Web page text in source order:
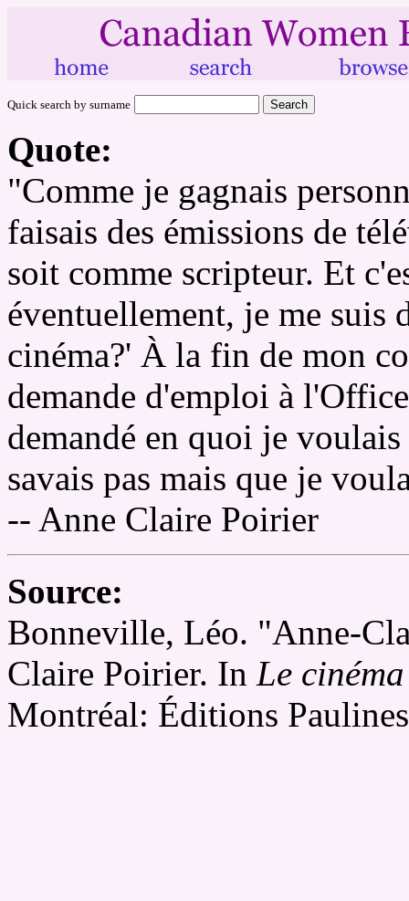
Quick search by surname
Quote:
"Comme je gagnais
faisais des émissions de
soit comme scripteur. Et
éventuellement, je me suis
cinéma?' À la fin de mon
demande d'emploi à
demandé en quoi je
savais pas mais que je
-- Anne Claire Poirier
Source:
Bonneville, Léo. "Anne-
Claire Poirier. In Le
Montréal: Éditions